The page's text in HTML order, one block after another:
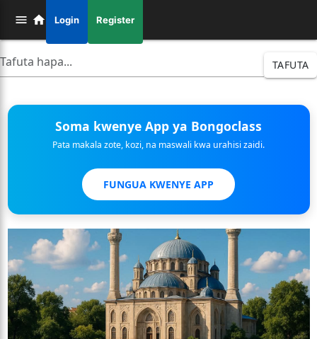
Login Register
TAFUTA
Soma kwenye App ya Bongoclass
Pata makala zote, kozi, na maswali kwa urahisi zaidi.
FUNGUA KWENYE APP